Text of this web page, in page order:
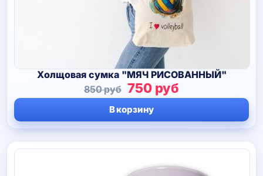
Холщовая сумка "МЯЧ РИСОВАННЫЙ"
850руб Первоначальная
цена
составляла
850 руб.
750 рубТекущая
цена:
750 руб.
В корзину